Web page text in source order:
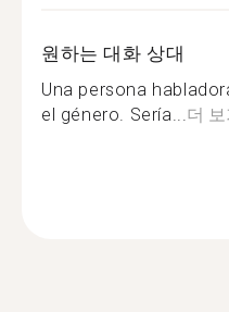
원하는 대화 상대
Una persona
el género. Sería...더 보